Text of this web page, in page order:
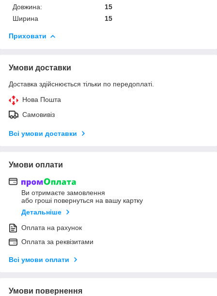
Довжина:
15
Ширина
15
Приховати
Умови доставки
Доставка здійснюється тільки по передоплаті.
Нова Пошта
Самовивіз
Всі умови доставки
Умови оплати
Ви отримаєте замовлення
або гроші повернуться на вашу картку
Детальніше
Оплата на рахунок
Оплата за реквізитами
Всі умови оплати
Умови повернення